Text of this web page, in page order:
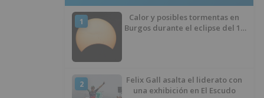
1
Calor y posibles tormentas en
Burgos durante el eclipse del 12
2
Felix Gall asalta el liderato con
una exhibición en El Escudo